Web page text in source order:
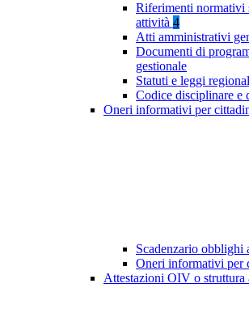
Riferimenti normativi
attività 4
Atti amministrativi
Documenti di
gestionale
Statuti e leggi
Codice disciplinare e
Oneri informativi per
Scadenzario obblighi
Oneri informativi per
Attestazioni OIV o struttura